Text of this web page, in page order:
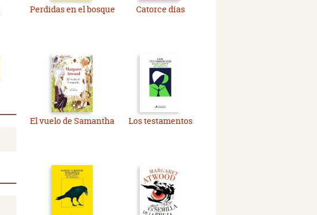
Perdidas en el bosque Catorce días
El vuelo de Samantha Los testamentos